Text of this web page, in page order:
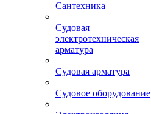
Сантехника
Судовая
электротехническая
арматура
Судовая арматура
Судовое оборудование